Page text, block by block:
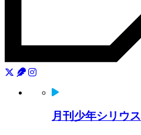
月刊少年シリウス